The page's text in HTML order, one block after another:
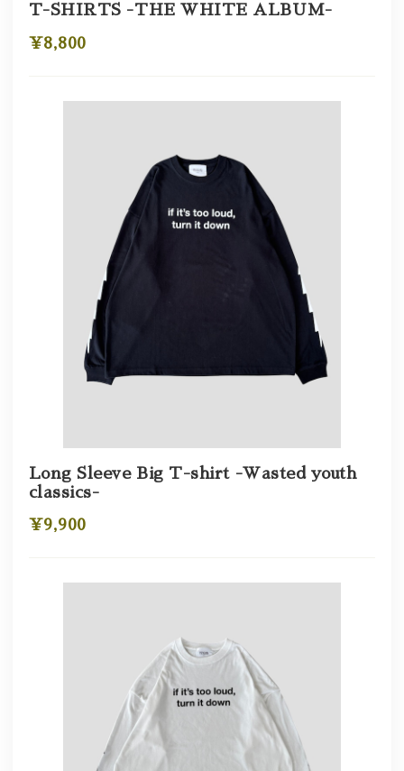
T-SHIRTS -THE WHITE ALBUM-
¥8,800
Long Sleeve Big T-shirt -Wasted youth
classics-
¥9,900